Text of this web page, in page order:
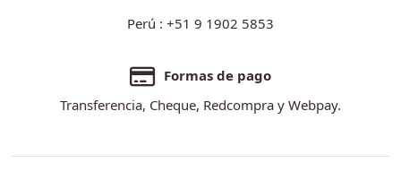
Perú : +51 9 1902 5853
Formas de pago
Transferencia, Cheque, Redcompra y Webpay.